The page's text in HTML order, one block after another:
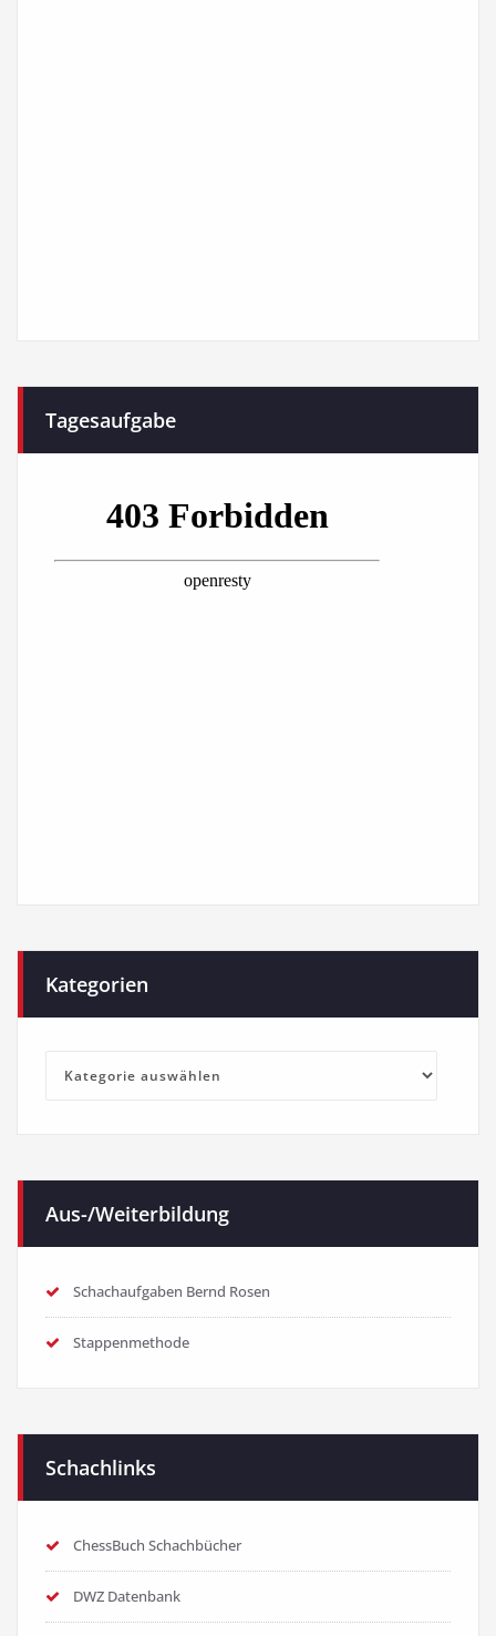
Tagesaufgabe
Kategorien
Kategorien
Aus-/Weiterbildung
Schachaufgaben Bernd Rosen
Stappenmethode
Schachlinks
ChessBuch Schachbücher
DWZ Datenbank